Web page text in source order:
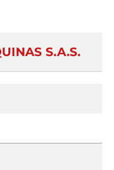
S.A.S.